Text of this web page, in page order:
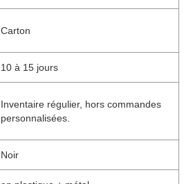
Carton
10 à 15 jours
Inventaire régulier, hors commandes
personnalisées.
Noir